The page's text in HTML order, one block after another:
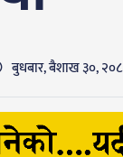
बुधबार, बैशाख ३०,